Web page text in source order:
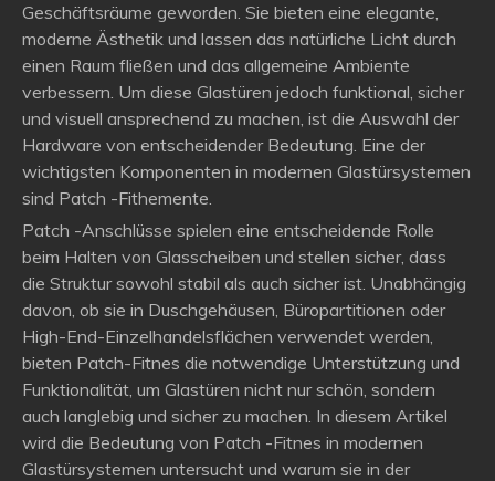
Geschäftsräume geworden. Sie bieten eine elegante,
moderne Ästhetik und lassen das natürliche Licht durch
einen Raum fließen und das allgemeine Ambiente
verbessern. Um diese Glastüren jedoch funktional, sicher
und visuell ansprechend zu machen, ist die Auswahl der
Hardware von entscheidender Bedeutung. Eine der
wichtigsten Komponenten in modernen Glastürsystemen
sind Patch -Fithemente.
Patch -Anschlüsse spielen eine entscheidende Rolle
beim Halten von Glasscheiben und stellen sicher, dass
die Struktur sowohl stabil als auch sicher ist. Unabhängig
davon, ob sie in Duschgehäusen, Büropartitionen oder
High-End-Einzelhandelsflächen verwendet werden,
bieten Patch-Fitnes die notwendige Unterstützung und
Funktionalität, um Glastüren nicht nur schön, sondern
auch langlebig und sicher zu machen. In diesem Artikel
wird die Bedeutung von Patch -Fitnes in modernen
Glastürsystemen untersucht und warum sie in der